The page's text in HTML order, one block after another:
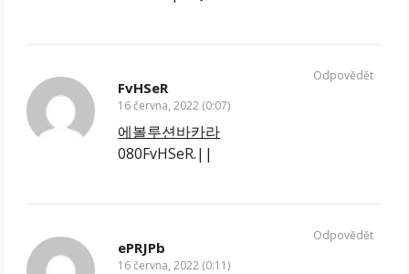
FvHSeR
16 června, 2022 (0:07)
에볼루션바카라
080FvHSeR.||
Odpovědět
ePRJPb
16 června, 2022 (0:11)
Odpovědět